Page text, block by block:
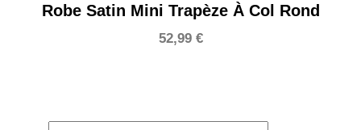
Robe Satin Mini Trapèze À Col Rond
52,99 €